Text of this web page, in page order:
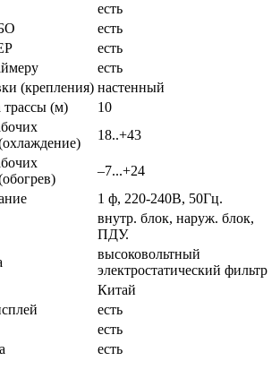
есть
есть
есть
есть
(крепления) настенный
(м)
10
18..+43
–7...+24
1 ф, 220-240В, 50Гц.
внутр. блок, наруж. блок,
ПДУ.
высоковольтный
электростатический фильтр
Китай
есть
есть
есть